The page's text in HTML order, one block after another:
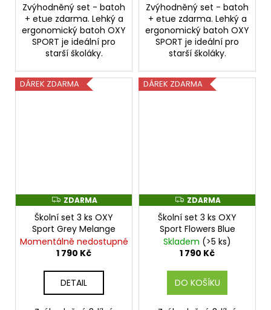
Zvýhodněný set - batoh
+ etue zdarma. Lehký a
ergonomický batoh OXY
SPORT je ideální pro
starší školáky.
Zvýhodněný set - batoh
+ etue zdarma. Lehký a
ergonomický batoh OXY
SPORT je ideální pro
starší školáky.
DÁREK ZDARMA
Z
D
A
R
M
A
ZDARMA
Školní set 3 ks OXY
Sport Grey Melange
Momentálně nedostupné
1 790 Kč
DETAIL
DÁREK ZDARMA
Z
D
A
R
M
A
ZDARMA
Školní set 3 ks OXY
Sport Flowers Blue
Skladem (>5 ks)
1 790 Kč
DO KOŠÍKU